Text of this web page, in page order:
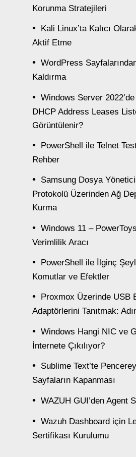
Korunma Stratejileri
Kali Linux’ta Kalıcı
Aktif Etme
WordPress
Kaldırma
Windows Server
DHCP Address Leases
Görüntülenir?
PowerShell ile Telnet
Rehber
Samsung Dosya
Protokolü Üzerinden Ağ
Kurma
Windows 11 –
Verimlilik Aracı
PowerShell ile İlginç
Komutlar ve Efektler
Proxmox Üzerinde USB
Adaptörlerini Tanıtmak:
Windows Hangi NIC ve
İnternete Çıkılıyor?
Sublime Text’te
Sayfaların Kapanması
WAZUH GUI’den Agent
Wazuh Dashboard için
Sertifikası Kurulumu